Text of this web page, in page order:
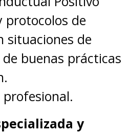
protocolos de
situaciones de
buenas prácticas
y